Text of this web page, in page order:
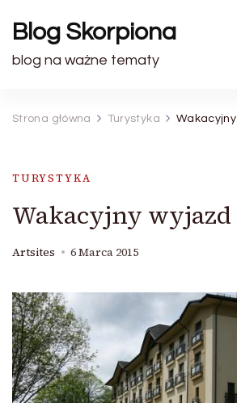
Blog Skorpiona
blog na ważne tematy
Strona główna Turystyka
TURYSTYKA
Wakacyjny wyjazd
Artsites 6 Marca 2015